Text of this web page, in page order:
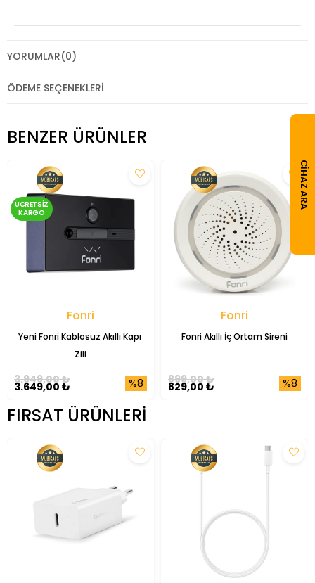
YORUMLAR(0)
ÖDEME SEÇENEKLERI
BENZER ÜRÜNLER
Fonri
Yeni Fonri Kablosuz Akıllı Kapı
Zili
ÜCRETSIZ
KARGO
%8
3.649,00 ₺
3.949,00 ₺
Fonri
Fonri Akıllı İç Ortam Sireni
%8
829,00 ₺
899,00 ₺
FIRSAT ÜRÜNLERI
CIHAZ ARA